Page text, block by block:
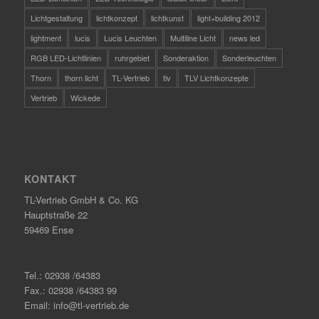
Lichtgestaltung
lichtkonzept lichtkunst
light+building 2012
lightment
lucis Lucis Leuchten Multiline Licht
news led
RGB LED-Lichtlinien
ruhrgebiet Sonderaktion
Sonderleuchten
Thorn
thorn licht TL-Vertrieb tlv
TLV Lichtkonzepte
Vertrieb
Wickede
KONTAKT
TL-Vertrieb GmbH & Co. KG
Hauptstraße 22
59469 Ense
Tel.: 02938 /64383
Fax.: 02938 /64383 99
Email: info@tl-vertrieb.de